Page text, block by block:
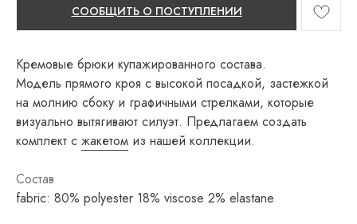
СООБЩИТЬ О ПОСТУПЛЕНИИ
Кремовые брюки купажированного состава.
Модель прямого кроя с высокой посадкой, застежкой
на молнию сбоку и графичными стрелками, которые
визуально вытягивают силуэт. Предлагаем создать
комплект с жакетом из нашей коллекции.
Состав
fabric: 80% polyester 18% viscose 2% elastane